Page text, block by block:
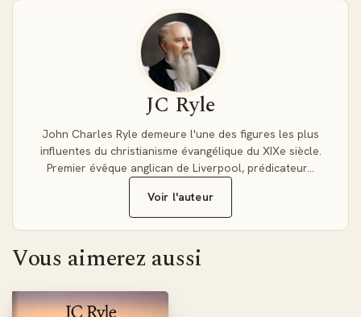
Le format EPUB de "Ancien chemins" s'adapte
automatiquement à votre écran pour un confort de lecture
optimal. Modifiez la taille de police, l'espacement et la
luminosité selon vos préférences. Compatible avec la
majorité des liseuses du marché (Kobo, Vivlio, PocketBook)
et applications de lecture sur smartphone, cet ebook vous
accompagne partout dans votre méditation biblique
quotidienne.
L'héritage théologique de J.C. Ryle
avec vigueur les principes de la Réforme protestante face
aux courants libéraux de son époque. Son affirmation reste
d'actualité : le monde nécessite un enseignement biblique
réinventé. Ses écrits ont influencé des millions de chrétiens
JC Ryle
John Charles Ryle demeure l'une des figures les plus
influentes du christianisme évangélique du XIXe siècle.
Premier évêque anglican de Liverpool, prédicateur…
Voir l'auteur
Vous aimerez aussi